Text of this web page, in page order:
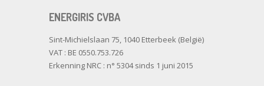
ENERGIRIS CVBA
Sint-Michielslaan 75, 1040 Etterbeek (België)
VAT : BE 0550.753.726
Erkenning NRC : n° 5304 sinds 1 juni 2015